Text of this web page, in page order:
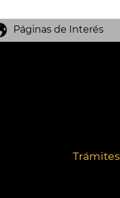
Páginas de Interés
Trámites